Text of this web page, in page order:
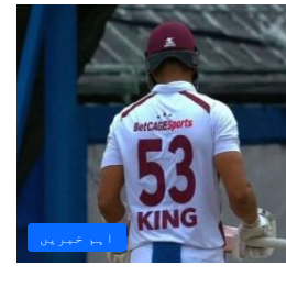
اہم خبریں